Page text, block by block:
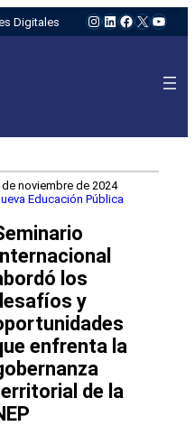
Digitales Instagram
LinkedIn
Facebook
X
de noviembre de 2024
Educación Pública
los
y
enfrenta la
de la